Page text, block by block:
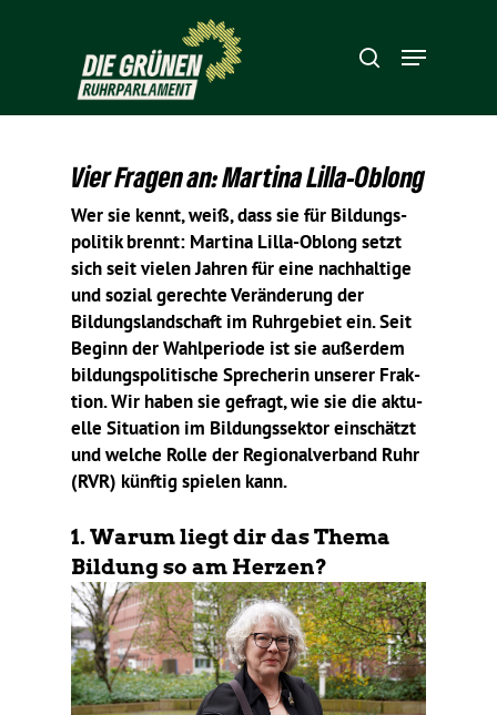
Vier Fragen an: Martina Lilla-Oblong
Wer sie kennt, weiß, dass sie für Bildungs­
po­litik brennt: Martina Lilla-Oblong setzt
sich seit vielen Jahren für eine nach­hal­tige
und sozial gerechteVerän­de­rung der
Bildungs­land­schaft im Ruhr­ge­biet ein. Seit
Beginn der Wahl­pe­riode ist sie außerdem
bildungs­po­li­ti­sche Spre­cherin unserer Frak­
tion. Wir haben sie gefragt, wie sie die aktu­
elle Situa­tion im Bildungs­sektor einschätzt
und welche Rolle der Regio­nal­ver­band Ruhr
(RVR) künftig spielen kann.
1. Warum liegt dir das Thema
Bildung so am Herzen?